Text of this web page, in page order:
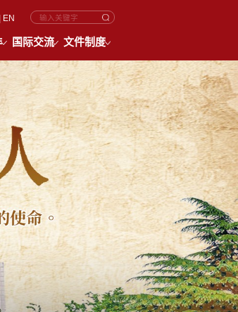
| EN
国际交流 文件制度